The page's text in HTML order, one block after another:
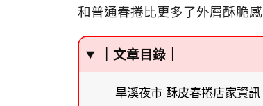
和普通春捲比更多了外層酥脆感
｜文章目錄｜
旱溪夜市 酥皮春捲店家資訊